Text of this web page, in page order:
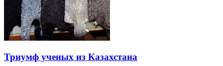
Триумф ученых из Казахстана